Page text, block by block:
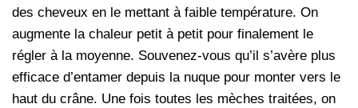
des cheveux en le mettant à faible température. On
augmente la chaleur petit à petit pour finalement le
régler à la moyenne. Souvenez-vous qu’il s’avère plus
efficace d’entamer depuis la nuque pour monter vers le
haut du crâne. Une fois toutes les mèches traitées, on